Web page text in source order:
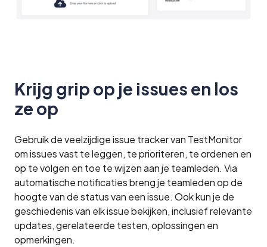
Krijg grip op je issues en los
ze op
Gebruik de veelzijdige issue tracker van TestMonitor
om issues vast te leggen, te prioriteren, te ordenen en
op te volgen en toe te wijzen aan je teamleden. Via
automatische notificaties breng je teamleden op de
hoogte van de status van een issue. Ook kun je de
geschiedenis van elk issue bekijken, inclusief relevante
updates, gerelateerde testen, oplossingen en
opmerkingen.